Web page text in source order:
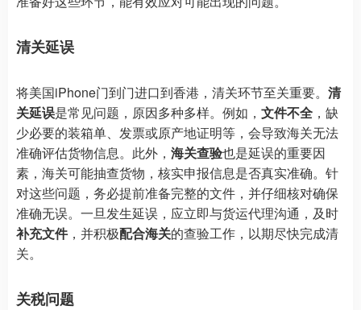
清关延误
将美国iPhone门到门进口到香港，清关环节至关重要。 清
关延误是常见问题，原因多种多样。例如， 文件不全 ，缺
少必要的装箱单、发票或原产地证明等，会导致海关无法
准确评估货物信息。此外， 海关查验也是延误的重要因
素，海关可能抽查货物，核实申报信息是否真实准确。针
对这些问题，务必提前准备完整的文件，并仔细核对确保
准确无误。一旦发生延误，应立即与货运代理沟通，及时
补充文件，并积极配合海关的查验工作，以期尽快完成清
关。
关税问题